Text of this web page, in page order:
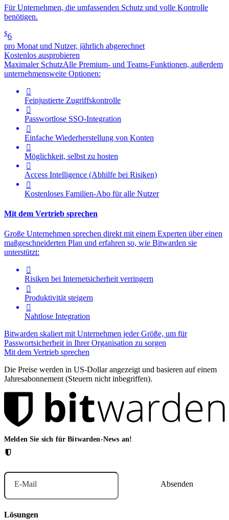
Für Unternehmen, die umfassenden Schutz und volle Kontrolle
benötigen.
$6
pro Monat und Nutzer, jährlich abgerechnet
Kostenlos ausprobieren
Maximaler SchutzAlle Premium- und Teams-Funktionen, außerdem
unternehmensweite Optionen:

Feinjustierte Zugriffskontrolle

Passwortlose SSO-Integration

Einfache Wiederherstellung von Konten

Möglichkeit, selbst zu hosten

Access Intelligence (Abhilfe bei Risiken)

Kostenloses Familien-Abo für alle Nutzer
Mit dem Vertrieb sprechen
Große Unternehmen sprechen direkt mit einem Experten über einen
maßgeschneiderten Plan und erfahren so, wie Bitwarden sie
unterstützt:

Risiken bei Internetsicherheit verringern

Produktivität steigern

Nahtlose Integration
Bitwarden skaliert mit Unternehmen jeder Größe, um für
Passwortsicherheit in Ihrer Organisation zu sorgen
Mit dem Vertrieb sprechen
Die Preise werden in US-Dollar angezeigt und basieren auf einem
Jahresabonnement (Steuern nicht inbegriffen).
Melden Sie sich für Bitwarden-News an!
E-Mail
Lösungen